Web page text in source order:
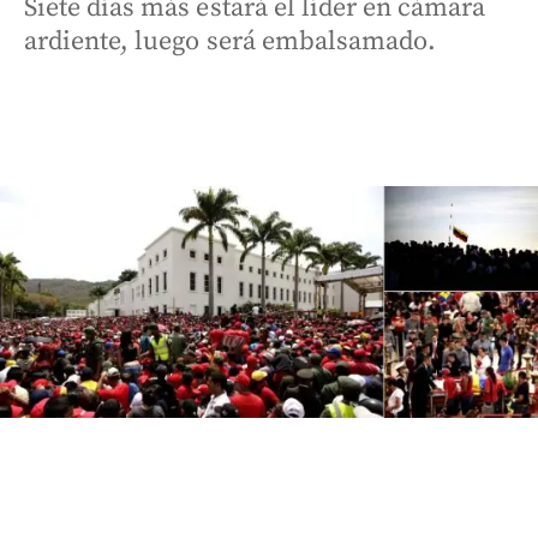
Siete días más estará el líder en cámara
ardiente, luego será embalsamado.